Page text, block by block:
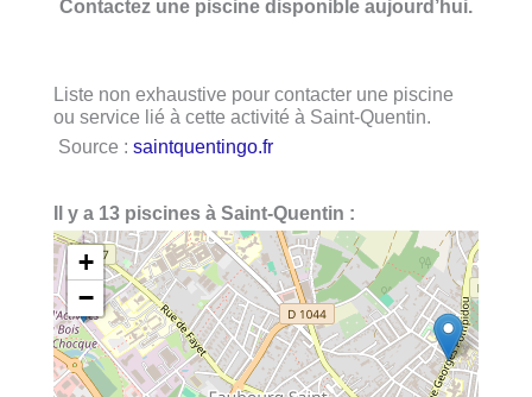
Contactez une piscine disponible aujourd’hui.
Liste non exhaustive pour contacter une piscine
ou service lié à cette activité à Saint-Quentin.
Source : saintquentingo.fr
Il y a 13 piscines à Saint-Quentin :
+
−